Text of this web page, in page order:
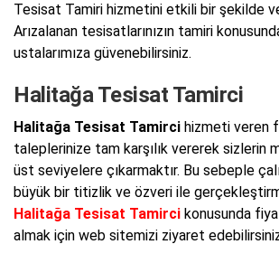
Tesisat Tamiri hizmetini etkili bir şekilde
Arızalanan tesisatlarınızın tamiri
ustalarımıza güvenebilirsiniz.
Halitağa Tesisat Tamirci
Halitağa Tesisat Tamirci hizmeti veren
taleplerinize tam karşılık vererek sizlerin
üst seviyelere çıkarmaktır. Bu sebeple
büyük bir titizlik ve özveri ile
Halitağa Tesisat Tamirci konusunda
almak için web sitemizi ziyaret